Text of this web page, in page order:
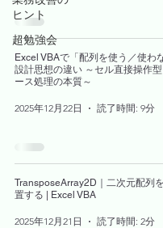
ヒント
超勉強会
Excel VBAで「配列を使う／使わ
設計思想の違い ～セル直接操作
ース処理の本質～
2025年12月22日 読了時間: 9分
TransposeArray2D｜二次元配列
置する | Excel VBA
2025年12月21日 読了時間: 2分